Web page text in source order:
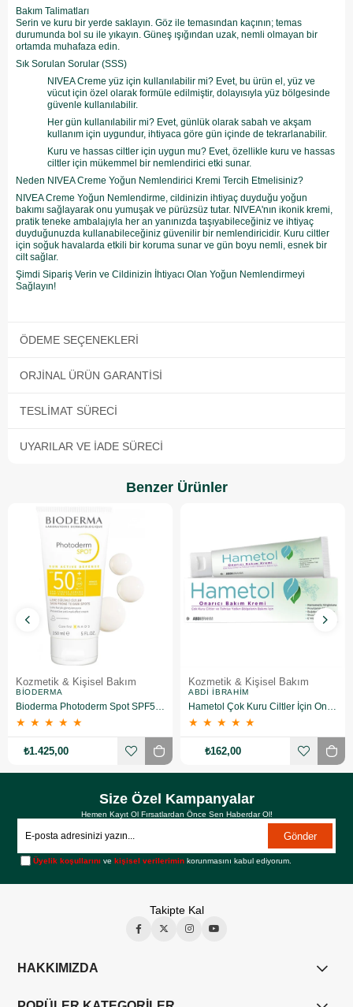
Bakım Talimatları
Serin ve kuru bir yerde saklayın. Göz ile temasından kaçının; temas
durumunda bol su ile yıkayın. Güneş ışığından uzak, nemli olmayan bir
ortamda muhafaza edin.
Sık Sorulan Sorular (SSS)
NIVEA Creme yüz için kullanılabilir mi? Evet, bu ürün el, yüz ve
vücut için özel olarak formüle edilmiştir, dolayısıyla yüz bölgesinde
güvenle kullanılabilir.
Her gün kullanılabilir mi? Evet, günlük olarak sabah ve akşam
kullanım için uygundur, ihtiyaca göre gün içinde de tekrarlanabilir.
Kuru ve hassas ciltler için uygun mu? Evet, özellikle kuru ve hassas
ciltler için mükemmel bir nemlendirici etki sunar.
Neden NIVEA Creme Yoğun Nemlendirici Kremi Tercih Etmelisiniz?
NIVEA Creme Yoğun Nemlendirme, cildinizin ihtiyaç duyduğu yoğun
bakımı sağlayarak onu yumuşak ve pürüzsüz tutar. NIVEA'nın ikonik kremi,
pratik teneke ambalajıyla her an yanınızda taşıyabileceğiniz ve ihtiyaç
duyduğunuzda kullanabileceğiniz güvenilir bir nemlendiricidir. Kuru ciltler
için soğuk havalarda etkili bir koruma sunar ve gün boyu nemli, esnek bir
cilt sağlar.
Şimdi Sipariş Verin ve Cildinizin İhtiyacı Olan Yoğun Nemlendirmeyi
Sağlayın!
ÖDEME SEÇENEKLERI
ORJINAL ÜRÜN GARANTISI
TESLIMAT SÜRECI
UYARILAR VE İADE SÜRECI
Benzer Ürünler
Kozmetik & Kişisel Bakım
BIODERMA
Bioderma Photoderm Spot SPF50+ 150 ml
★ ★ ★ ★ ★
₺1.425,00
Kozmetik & Kişisel Bakım
ABDI İBRAHIM
Hametol Çok Kuru Ciltler İçin Onarıcı Bakım Kremi 30 g
★ ★ ★ ★ ★
₺162,00
Size Özel Kampanyalar
Hemen Kayıt Ol Fırsatlardan Önce Sen Haberdar Ol!
Gönder
Üyelik koşullarını vekişisel verilerimin korunmasını kabul ediyorum.
Takipte Kal
HAKKIMIZDA